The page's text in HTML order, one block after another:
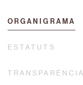
ORGANIGRAMA
ESTATUTS
TRANSPARÈNCIA